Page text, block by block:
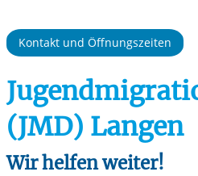
Kontakt und Öffnungszeiten
(JMD) Langen
Wir helfen weiter!